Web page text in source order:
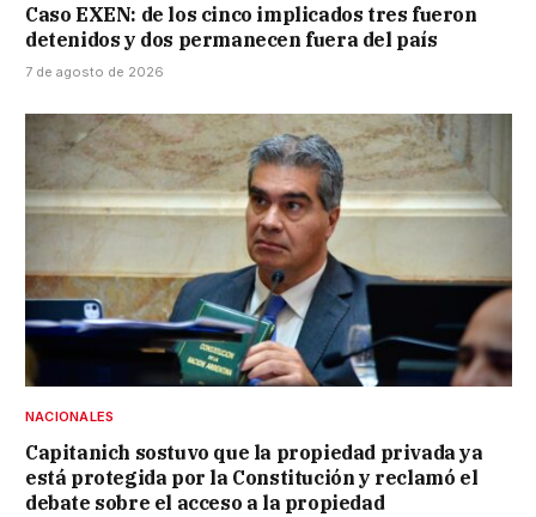
Caso EXEN: de los cinco implicados tres fueron
detenidos y dos permanecen fuera del país
7 de agosto de 2026
NACIONALES
Capitanich sostuvo que la propiedad privada ya
está protegida por la Constitución y reclamó el
debate sobre el acceso a la propiedad